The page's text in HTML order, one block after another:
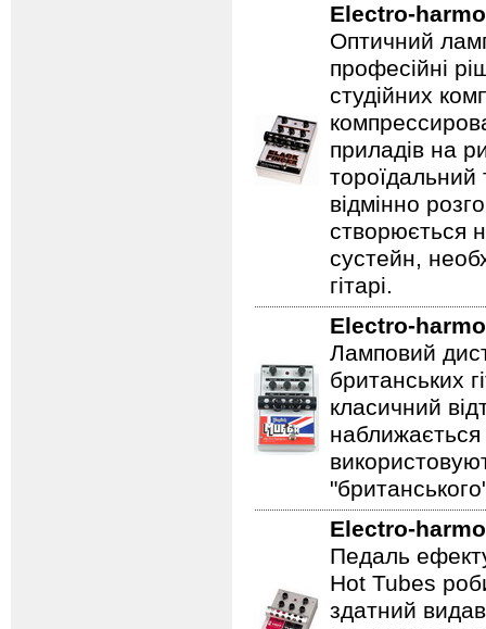
Electro-
Оптичний
професійні
студійних
приладів на
відмінно
створюється
сустейн,
гітарі.
Electro-
Ламповий
британських
класичний
Electro-
Педаль
Hot Tubes
здатний